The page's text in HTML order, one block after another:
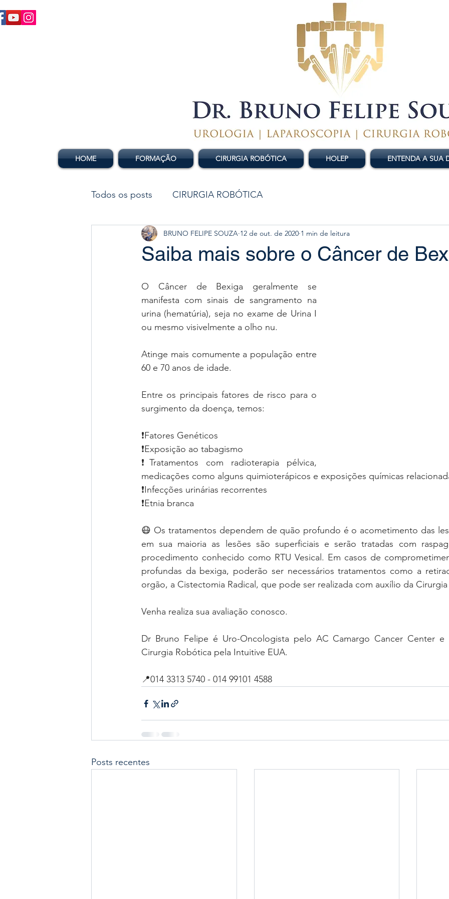
HOME FORMAÇÃO CIRURGIA ROBÓTICA HOLEP ENTENDA A SUA
Todos os posts CIRURGIA ROBÓTICA
Saiba mais sobre o Câncer de
BRUNO FELIPE SOUZA 12 de out. de 2020 1 min de leitura
O Câncer de Bexiga geralmente se
manifesta com sinais de sangramento na
urina (hematúria), seja no exame de Urina I
ou mesmo visivelmente a olho nu.
Atinge mais comumente a população entre
60 e 70 anos de idade.
Entre os principais fatores de risco para o
surgimento da doença, temos:
❗Fatores Genéticos
❗Exposição ao tabagismo
❗Tratamentos com radioterapia pélvica,
medicações como alguns quimioterápicos e exposições químicas
❗Infecções urinárias recorrentes
❗Etnia branca
😷 Os tratamentos dependem de quão profundo é o acometimento das
em sua maioria as lesões são superficiais e serão tratadas com
procedimento conhecido como RTU Vesical. Em casos de
profundas da bexiga, poderão ser necessários tratamentos como a
orgão, a Cistectomia Radical, que pode ser realizada com auxílio da
Venha realiza sua avaliação conosco.
Dr Bruno Felipe é Uro-Oncologista pelo AC Camargo Cancer Center e
Cirurgia Robótica pela Intuitive EUA.
📍014 3313 5740 - 014 99101 4588
Posts recentes